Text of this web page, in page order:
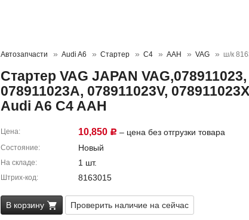
Автозапчасти Audi A6 Стартер C4 AAH VAG ш/к
Стартер VAG JAPAN
078911023A, 078911023V,
Audi A6 C4 AAH
Цена 10,850 Р – цена без отгрузки товара
Состояние Новый
На складе 1 шт.
Штрих-код 8163015
В корзину Проверить наличие на сейчас